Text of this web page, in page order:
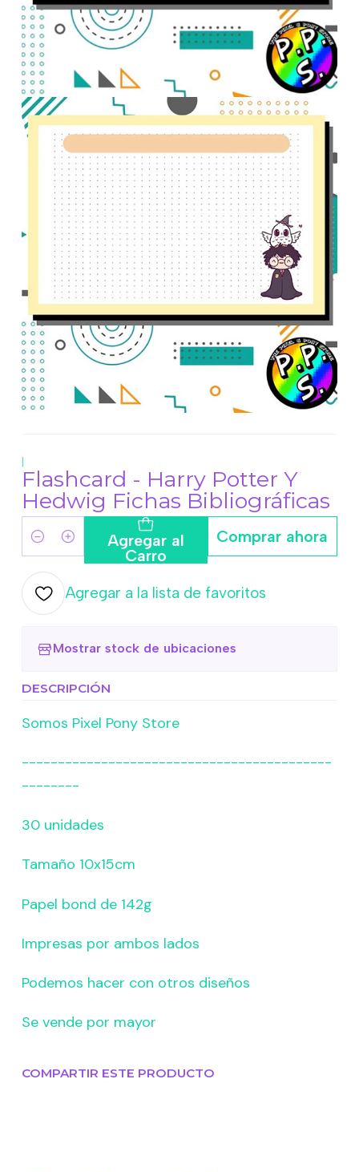
|
Flashcard - Harry Potter Y
Hedwig Fichas Bibliográficas
Cantidad Agregar al
Carro
Comprar ahora
Agregar a la lista de favoritos
Mostrar stock de ubicaciones
DESCRIPCIÓN
Somos Pixel Pony Store
-------------------------------------------
--------
30 unidades
Tamaño 10x15cm
Papel bond de 142g
Impresas por ambos lados
Podemos hacer con otros diseños
Se vende por mayor
COMPARTIR ESTE PRODUCTO